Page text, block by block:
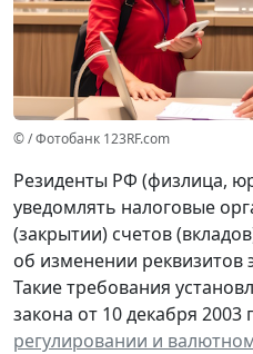
© / Фотобанк 123RF.com
Резиденты РФ (физлица,
уведомлять налоговые
(закрытии) счетов
об изменении реквизитов
Такие требования
закона от 10 декабря 2003
регулировании и